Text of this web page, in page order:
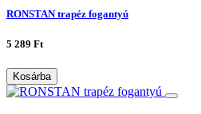
RONSTAN trapéz fogantyú
5 289 Ft
Kosárba